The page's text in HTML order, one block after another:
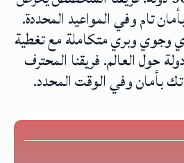
تام وفي المواعيد المحددة.
وبري متكاملة مع تغطية
شاملة لأكثر من 50 دولة حول العالم. فريقنا المحترف
بأمان وفي الوقت المحدد.